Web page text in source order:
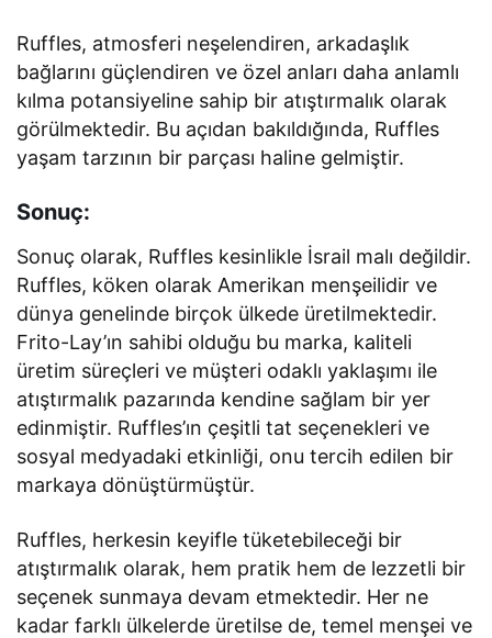
Ruffles, atmosferi neşelendiren, arkadaşlık
bağlarını güçlendiren ve özel anları daha anlamlı
kılma potansiyeline sahip bir atıştırmalık olarak
görülmektedir. Bu açıdan bakıldığında, Ruffles
yaşam tarzının bir parçası haline gelmiştir.
Sonuç:
Sonuç olarak, Ruffles kesinlikle İsrail malı değildir.
Ruffles, köken olarak Amerikan menşeilidir ve
dünya genelinde birçok ülkede üretilmektedir.
Frito-Lay’ın sahibi olduğu bu marka, kaliteli
üretim süreçleri ve müşteri odaklı yaklaşımı ile
atıştırmalık pazarında kendine sağlam bir yer
edinmiştir. Ruffles’ın çeşitli tat seçenekleri ve
sosyal medyadaki etkinliği, onu tercih edilen bir
markaya dönüştürmüştür.
Ruffles, herkesin keyifle tüketebileceği bir
atıştırmalık olarak, hem pratik hem de lezzetli bir
seçenek sunmaya devam etmektedir. Her ne
kadar farklı ülkelerde üretilse de, temel menşei ve